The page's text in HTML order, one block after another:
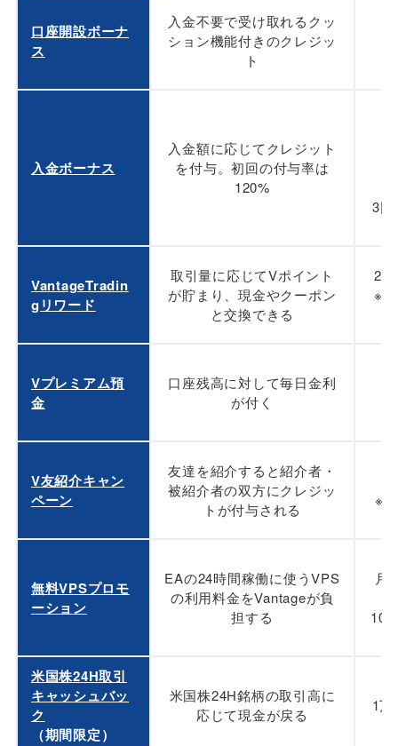
口座開設ボーナ
ス
入金不要で受け取れるクッ
ション機能付きのクレジッ
ト
入金ボーナス
入金額に応じてクレジット
を付与。初回の付与率は
120%
3回
VantageTradin
gリワード
取引量に応じてVポイント
が貯まり、現金やクーポン
と交換できる
※
Vプレミアム預
金
口座残高に対して毎日金利
が付く
V友紹介キャン
ペーン
友達を紹介すると紹介者・
被紹介者の双方にクレジッ
トが付与される
※5
無料VPSプロモ
ーション
EAの24時間稼働に使うVPS
の利用料金をVantageが負
担する
月
100
米国株24H取引
キャッシュバッ
ク
（期間限定）
米国株24H銘柄の取引高に
応じて現金が戻る
1